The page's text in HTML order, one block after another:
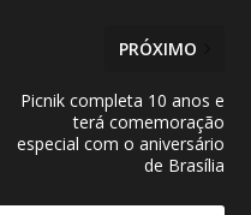
PRÓXIMO
Picnik completa 10 anos e
terá comemoração
especial com o aniversário
de Brasília